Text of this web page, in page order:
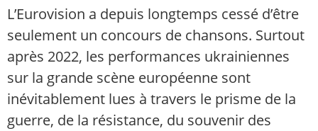
L’Eurovision a depuis longtemps cessé d’être
seulement un concours de chansons. Surtout
après 2022, les performances ukrainiennes
sur la grande scène européenne sont
inévitablement lues à travers le prisme de la
guerre, de la résistance, du souvenir des